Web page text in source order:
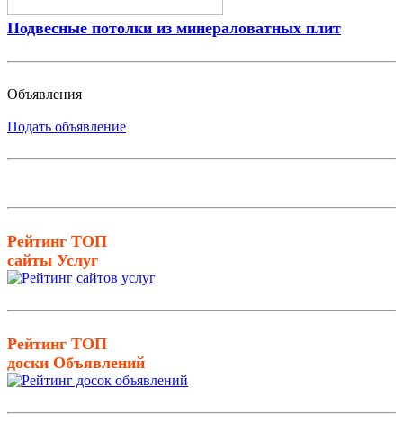
Подвесные потолки из минераловатных плит
Объявления
Подать объявление
Рейтинг ТОП
сайты Услуг
Рейтинг ТОП
доски Объявлений